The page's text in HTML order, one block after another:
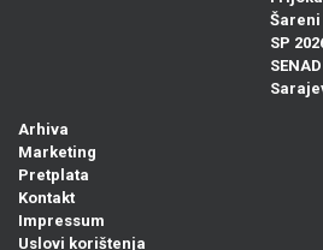
SP
Arhiva
Marketing
Pretplata
Kontakt
Impressum
Uslovi korištenja